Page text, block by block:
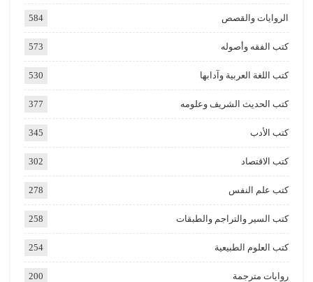
الروايات والقصص 584
كتب الفقه وأصوله 573
كتب اللغة العربية وآدابها 530
كتب الحديث الشريف وعلومه 377
كتب الأدب 345
كتب الاقتصاد 302
كتب علم النفس 278
كتب السير والتراجم والطبقات 258
كتب العلوم الطبيعية 254
روايات مترجمة 200